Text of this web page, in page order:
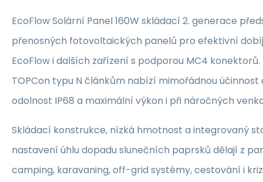
EcoFlow Solární Panel 160W skládací 2. generace
přenosných fotovoltaických panelů pro efektivní
EcoFlow i dalších zařízení s podporou MC4
TOPCon typu N článkům nabízí mimořádnou účinnost
odolnost IP68 a maximální výkon i při náročných
Skládací konstrukce, nízká hmotnost a integrovaný
nastavení úhlu dopadu slunečních paprsků dělají z
camping, karavaning, off-grid systémy, cestování i